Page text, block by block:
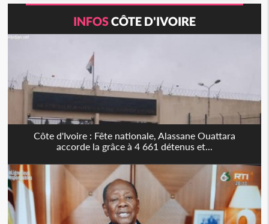
INFOSCÔTE D'IVOIRE
Côte d'Ivoire : Fête nationale, Alassane Ouattara
accorde la grâce à 4 661 détenus et...